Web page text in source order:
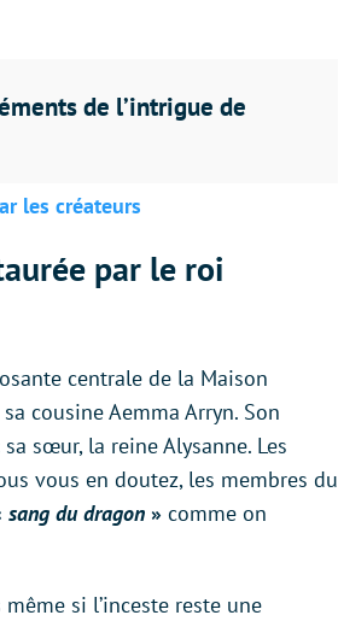
de l’intrigue de
les créateurs
par le roi
centrale de la Maison
cousine Aemma Arryn. Son
sœur, la reine Alysanne. Les
vous en doutez, les membres du
sang du dragon » comme on
si l’inceste reste une